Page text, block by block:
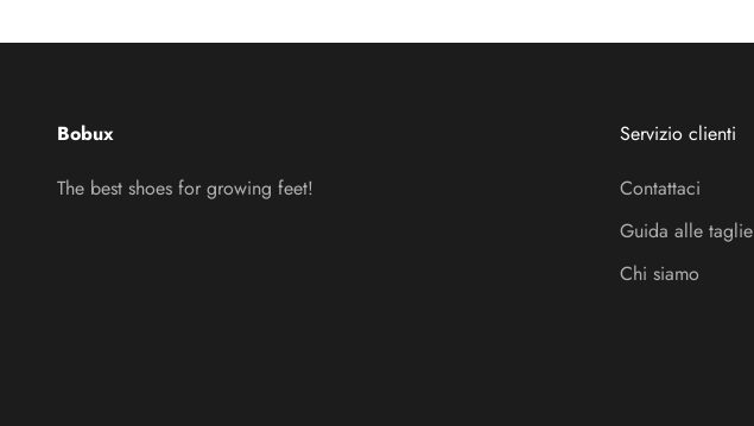
Bobux
The best shoes for growing feet!
Servizio clienti
Contattaci
Guida alle taglie
Chi siamo